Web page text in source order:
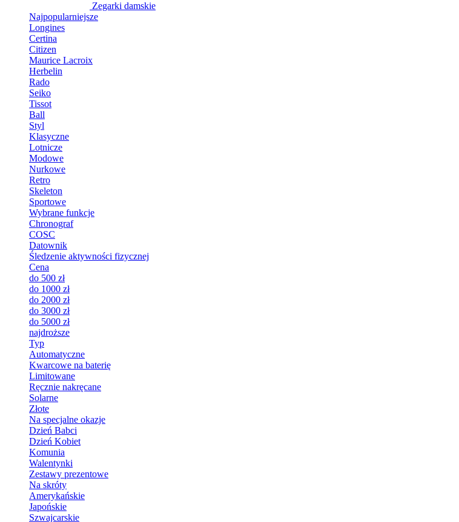
Zegarki damskie
Najpopularniejsze
Longines
Certina
Citizen
Maurice Lacroix
Herbelin
Rado
Seiko
Tissot
Ball
Styl
Klasyczne
Lotnicze
Modowe
Nurkowe
Retro
Skeleton
Sportowe
Wybrane funkcje
Chronograf
COSC
Datownik
Śledzenie aktywności fizycznej
Cena
do 500 zł
do 1000 zł
do 2000 zł
do 3000 zł
do 5000 zł
najdroższe
Typ
Automatyczne
Kwarcowe na baterię
Limitowane
Ręcznie nakręcane
Solarne
Złote
Na specjalne okazje
Dzień Babci
Dzień Kobiet
Komunia
Walentynki
Zestawy prezentowe
Na skróty
Amerykańskie
Japońskie
Szwajcarskie